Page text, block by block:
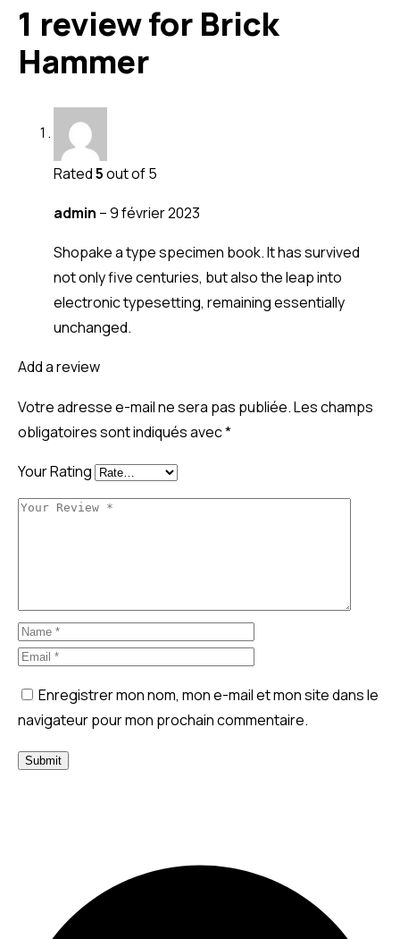
1 review for Brick
Hammer
Rated5out of 5
admin –9 février 2023
Shopake a type specimen book. It has survived
not only five centuries, but also the leap into
electronic typesetting, remaining essentially
unchanged.
Add a review
Votre adresse e-mail ne sera pas publiée.Les champs
obligatoires sont indiqués avec*
Your Rating
Enregistrer mon nom, mon e-mail et mon site dans le
navigateur pour mon prochain commentaire.